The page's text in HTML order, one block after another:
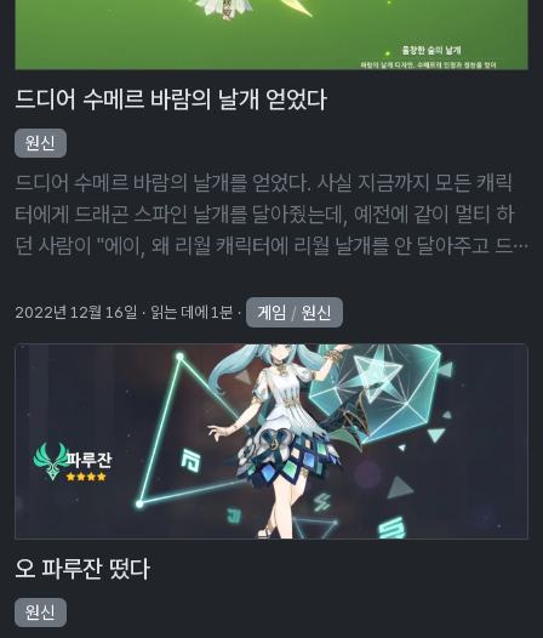
드디어 수메르 바람의 날개 얻었다
원신
드디어 수메르 바람의 날개를 얻었다. 사실 지금까지 모든 캐릭
터에게 드래곤 스파인 날개를 달아줬는데, 예전에 같이 멀티 하
던 사람이 "에이, 왜 리월 캐릭터에 리월 날개를 안 달아주고 드
받고 지금까지 외 …
2022년 12월 16일 읽는 데에 1분 게임 /원신
오 파루잔 떴다
원신